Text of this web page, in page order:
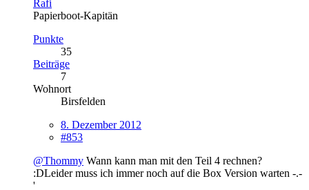
Rafi
Papierboot-Kapitän
Punkte
35
Beiträge
7
Wohnort
Birsfelden
8. Dezember 2012
#853
@Thommy Wann kann man mit den Teil 4 rechnen?
:DLeider muss ich immer noch auf die Box Version warten -.-
'